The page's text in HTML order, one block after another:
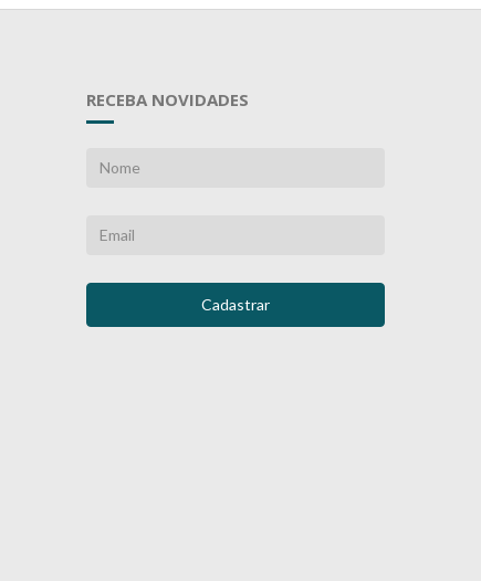
RECEBA NOVIDADES